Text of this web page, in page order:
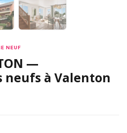
NEUF
—
à Valenton